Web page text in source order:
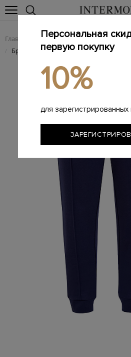
Главная Мужчинам / Одежда /
/ Брендовые мужские брюки
Персональная
первую покупку
10%
для